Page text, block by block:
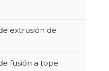
extrusión de
fusión a tope